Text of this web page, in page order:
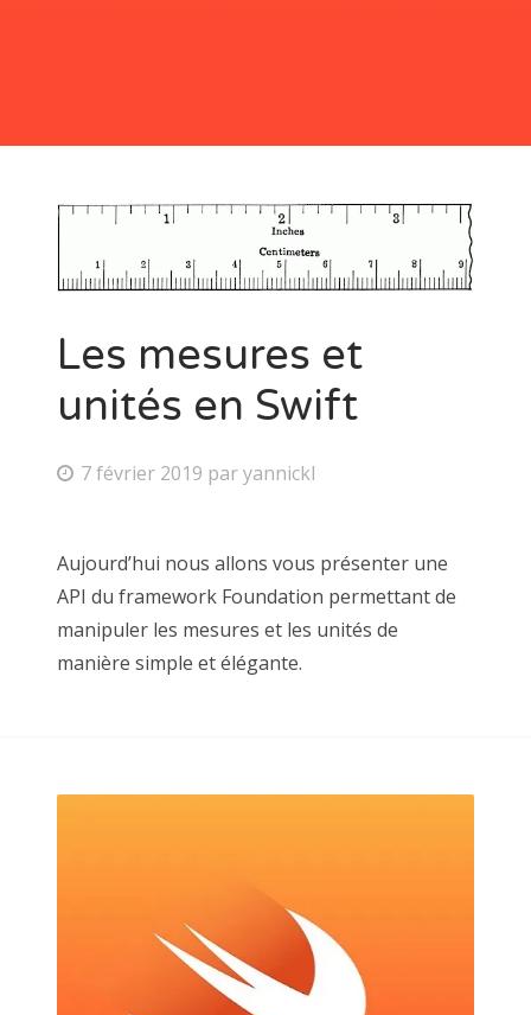
Les mesures et
unités en Swift
7 février 2019 paryannickl
Aujourd’hui nous allons vous présenter une
API du framework Foundation permettant de
manipuler les mesures et les unités de
manière simple et élégante.
Questions pour préparer un entretien d’embauche pour un
poste de développeur Swift